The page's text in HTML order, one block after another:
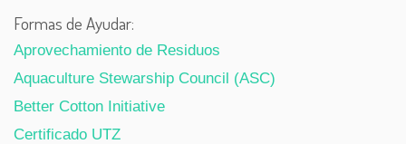
Formas de Ayudar:
Aprovechamiento de Residuos
Aquaculture Stewarship Council (ASC)
Better Cotton Initiative
Certificado UTZ